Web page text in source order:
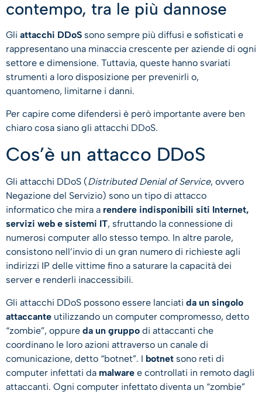
contempo, tra le più dannose
Gli attacchi DDoS sono sempre più diffusi e sofisticati e
rappresentano una minaccia crescente per aziende di ogni
settore e dimensione. Tuttavia, queste hanno svariati
strumenti a loro disposizione per prevenirli o,
quantomeno, limitarne i danni.
Per capire come difendersi è però importante avere ben
chiaro cosa siano gli attacchi DDoS.
Cos’è un attacco DDoS
Gli attacchi DDoS (Distributed Denial of Service, ovvero
Negazione del Servizio) sono un tipo di attacco
informatico che mira a rendere indisponibili siti Internet,
servizi web e sistemi IT, sfruttando la connessione di
numerosi computer allo stesso tempo. In altre parole,
consistono nell’invio di un gran numero di richieste agli
indirizzi IP delle vittime fino a saturare la capacità dei
server e renderli inaccessibili.
Gli attacchi DDoS possono essere lanciati da un singolo
attaccante utilizzando un computer compromesso, detto
“zombie”, oppure da un gruppo di attaccanti che
coordinano le loro azioni attraverso un canale di
comunicazione, detto “botnet”. I botnet sono reti di
computer infettati da malware e controllati in remoto dagli
attaccanti. Ogni computer infettato diventa un “zombie”